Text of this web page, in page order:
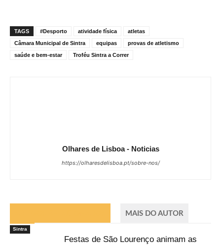
TAGS #Desporto atividade física
atletas
Câmara Municipal de Sintra
equipas
provas de atletismo
saúde e bem-estar
Troféu Sintra a Correr
Olhares de Lisboa - Noticias
https://olharesdelisboa.pt/sobre-nos/
MAIS DO AUTOR
Sintra
Festas de São Lourenço animam as